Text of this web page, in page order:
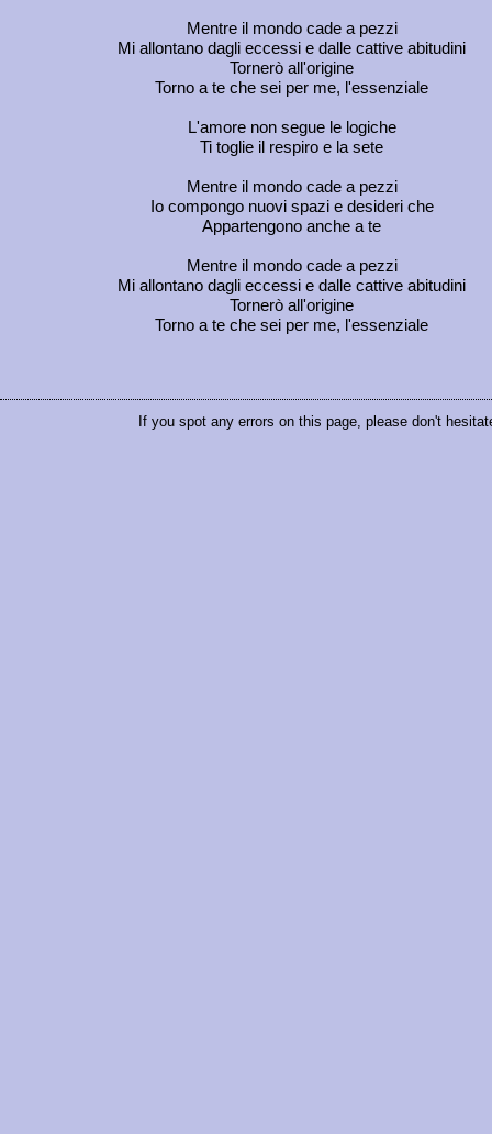
Mentre il mondo cade a pezzi
Mi allontano dagli eccessi e dalle cattive abitudini
Tornerò all'origine
Torno a te che sei per me, l'essenziale
L'amore non segue le logiche
Ti toglie il respiro e la sete
Mentre il mondo cade a pezzi
Io compongo nuovi spazi e desideri che
Appartengono anche a te
Mentre il mondo cade a pezzi
Mi allontano dagli eccessi e dalle cattive abitudini
Tornerò all'origine
Torno a te che sei per me, l'essenziale
If you spot any errors on this page, please don't